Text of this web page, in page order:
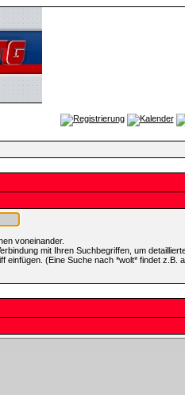
voneinander.
mit Ihren Suchbegriffen, um
einfügen. (Eine Suche nach *wolt* findet z.B.